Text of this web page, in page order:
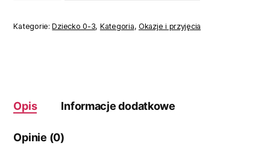
68
Kategorie:Dziecko 0-3, Kategoria, Okazje i przyjęcia
Opis Informacje dodatkowe
Opinie (0)